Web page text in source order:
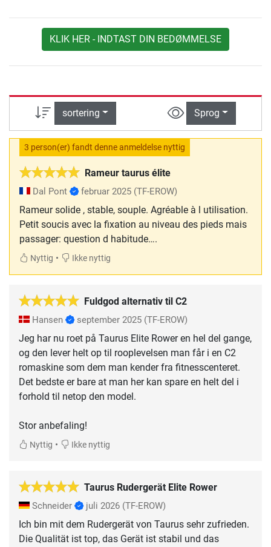
KLIK HER - INDTAST DIN BEDØMMELSE
sortering Sprog
Rameur taurus élite
3 person(er) fandt denne anmeldelse nyttig
Dal Pont februar 2025 (TF-EROW)
Rameur solide , stable, souple. Agréable à l utilisation.
Petit soucis avec la fixation au niveau des pieds mais
passager: question d habitude….
Nyttig • Ikke nyttig
Fuldgod alternativ til C2
Hansen september 2025 (TF-EROW)
Jeg har nu roet på Taurus Elite Rower en hel del gange,
og den lever helt op til rooplevelsen man får i en C2
romaskine som dem man kender fra fitnesscenteret.
Det bedste er bare at man her kan spare en helt del i
forhold til netop den model.
Stor anbefaling!
Nyttig • Ikke nyttig
Taurus Rudergerät Elite Rower
Schneider juli 2026 (TF-EROW)
Ich bin mit dem Rudergerät von Taurus sehr zufrieden.
Die Qualität ist top, das Gerät ist stabil und das